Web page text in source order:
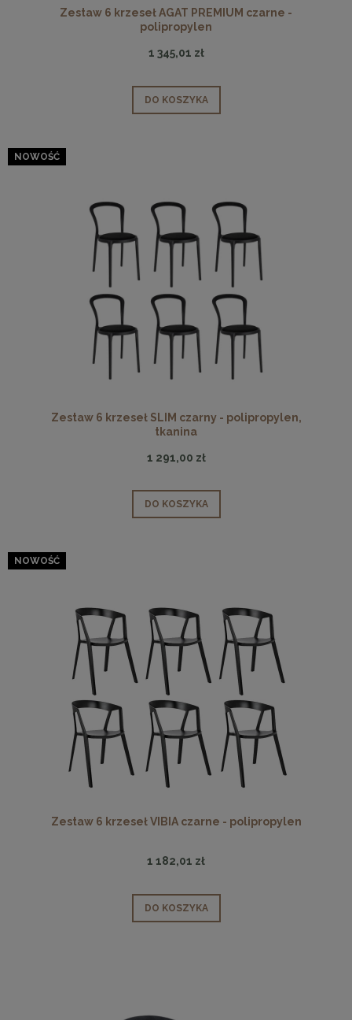
Zestaw 6 krzeseł AGAT PREMIUM czarne -
polipropylen
1 345,01 zł
DO KOSZYKA
Zestaw 6 krzeseł SLIM czarny - polipropylen,
tkanina
1 291,00 zł
DO KOSZYKA
NOWOŚĆ
Zestaw 6 krzeseł VIBIA czarne - polipropylen
1 182,01 zł
DO KOSZYKA
NOWOŚĆ